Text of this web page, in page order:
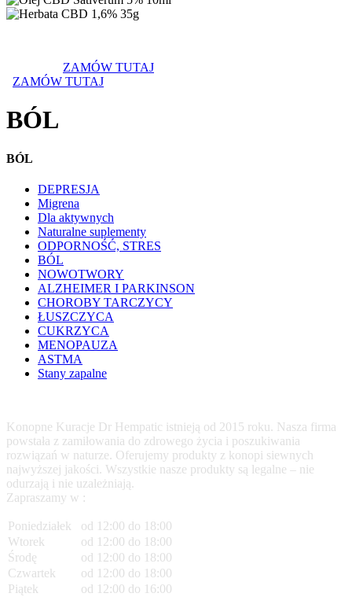
ZAMÓW TUTAJ
ZAMÓW TUTAJ
BÓL
BÓL
DEPRESJA
Migrena
Dla aktywnych
Naturalne suplementy
ODPORNOŚĆ, STRES
BÓL
NOWOTWORY
ALZHEIMER I PARKINSON
CHOROBY TARCZYCY
ŁUSZCZYCA
CUKRZYCA
MENOPAUZA
ASTMA
Stany zapalne
Konopne Kuracje Dr Hempatic istnieją od 2015 roku. Nasza firma
powstała z zamiłowania do zdrowego życia i poszukiwania
rozwiązań w naturze. Oferujemy produkty z konopi siewnych
najwyższej jakości. Wszystkie nasze produkty są legalne – nie
odurzają i nie uzależniają.
Zapraszamy w :
Poniedziałek
od 12:00 do 18:00
Wtorek
od 12:00 do 18:00
Środę
od 12:00 do 18:00
Czwartek
od 12:00 do 18:00
Piątek
od 12:00 do 16:00